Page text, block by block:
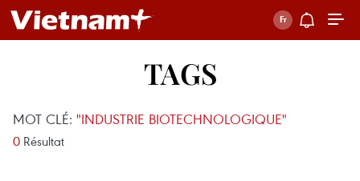
TAGS
MOT CLÉ: "INDUSTRIE BIOTECHNOLOGIQUE"
0 Résultat